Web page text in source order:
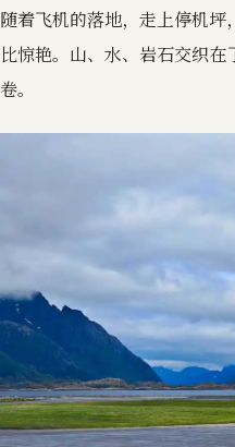
随着飞机的落地，走上停机
比惊艳。山、水、岩石交织
卷。